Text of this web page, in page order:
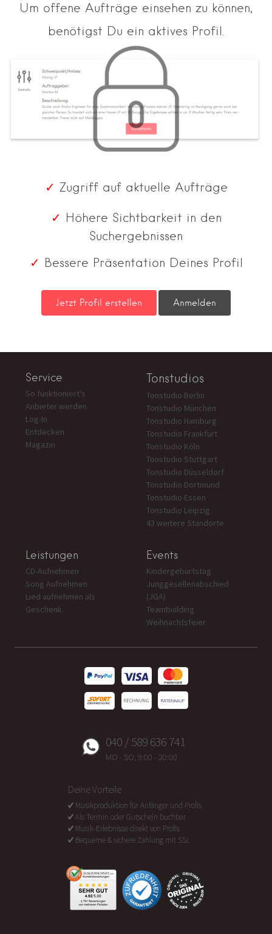
Um offene Aufträge einsehen zu können,
benötigst Du ein aktives Profil.
✓ Zugriff auf aktuelle Aufträge
✓ Höhere Sichtbarkeit in den
Suchergebnissen
✓ Bessere Präsentation Deines Profil
Service
So funktioniert's
Anbieter werden
Log-In
Entdecken
Magazin
Tonstudios
Tonstudio Berlin
Tonstudio München
Tonstudio Hamburg
Tonstudio Frankfurt
Tonstudio Köln
Tonstudio Stuttgart
Tonstudio Düsseldorf
Tonstudio Dortmund
Tonstudio Essen
Tonstudio Leipzig
43 weitere Standorte
Leistungen
CD-Aufnehmen
Song Aufnehmen
Lied aufnehmen als
Geschenk
Events
Kindergeburtstag
Junggesellenabschied
(JGA)
Teambuilding
Weihnachtsfeier
040 / 589 636 741
MO - SO, 9:00 - 20:00
Deine Vorteile
Musikproduktion für Anfänger und Profis
Als Termin oder Gutschein buchbar
Musik-Erlebnisse direkt von Profis
Bequeme & sichere Zahlung mit SSL